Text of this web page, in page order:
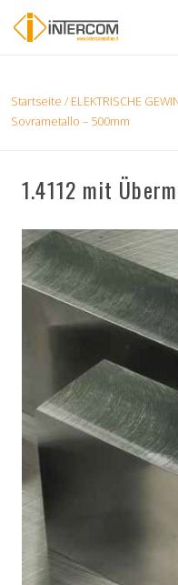
Startseite / ELEKTRISCHE
Sovrametallo – 500mm
1.4112 mit